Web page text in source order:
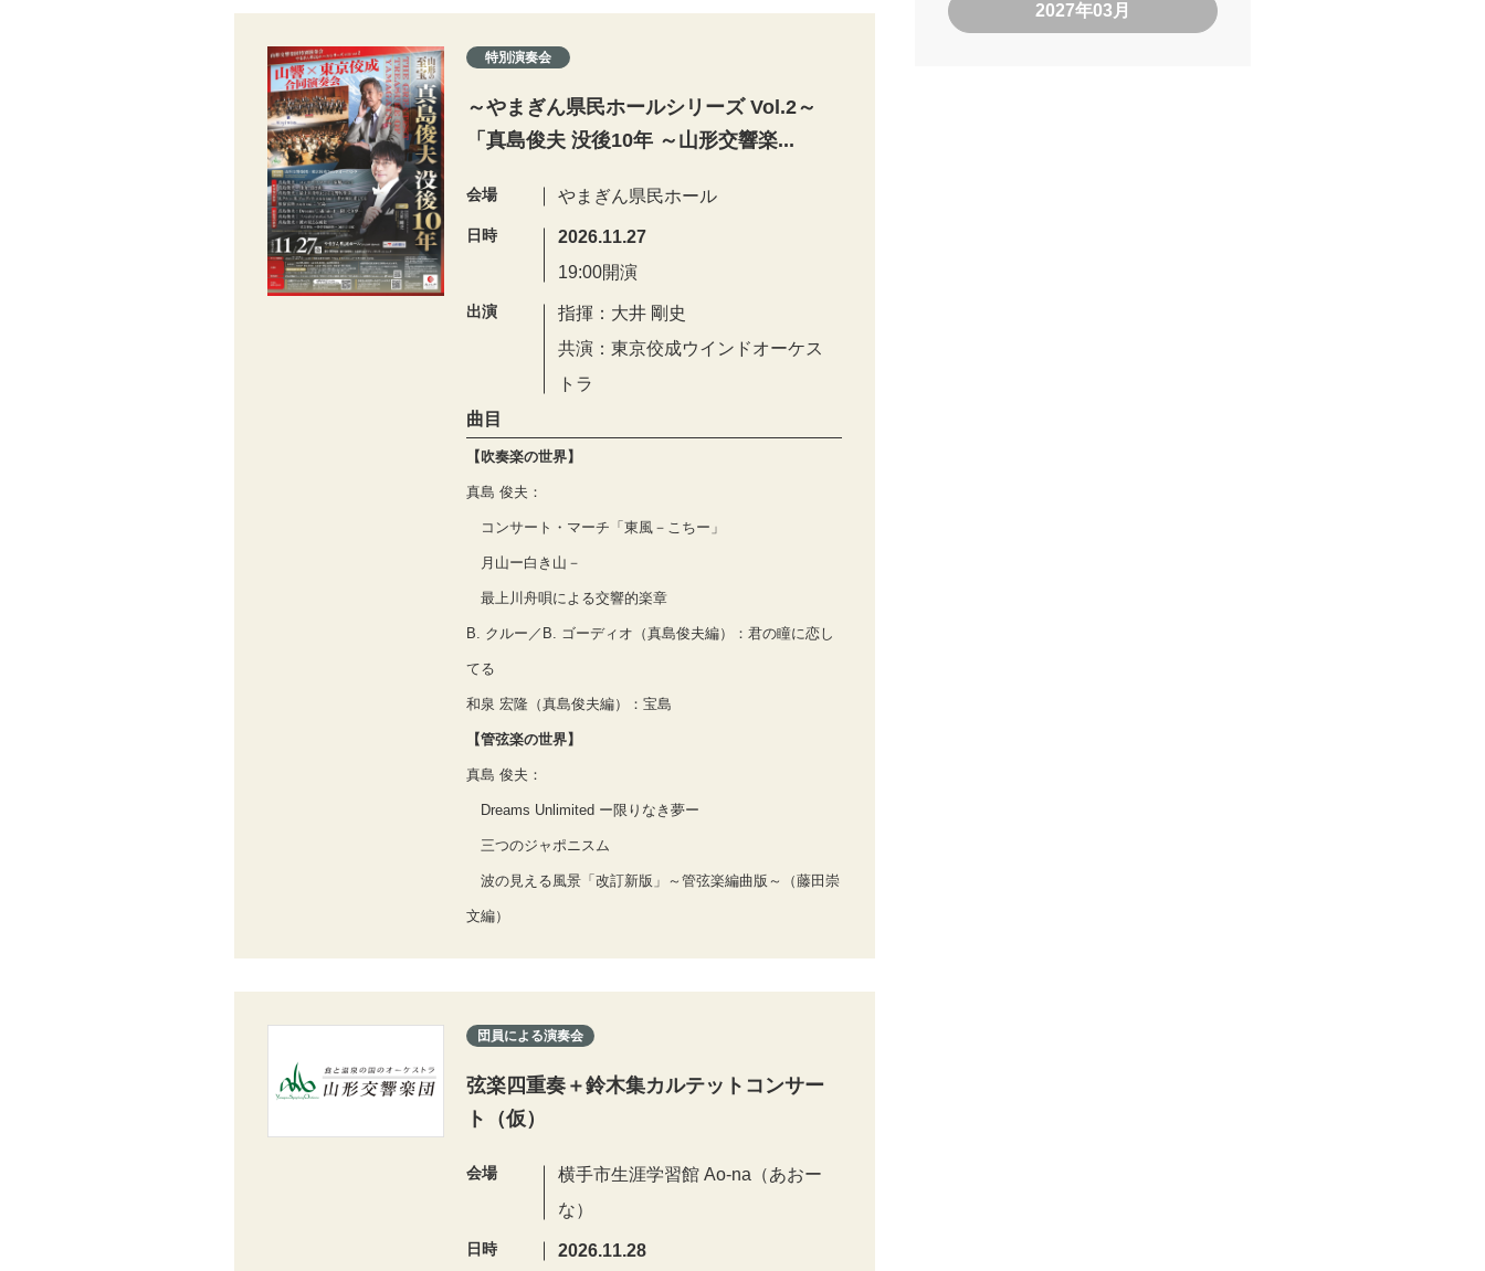
特別演奏会
～やまぎん県民ホールシリーズ Vol.2～
「真島俊夫 没後10年 ～山形交響楽...
会場 やまぎん県民ホール
日時
2026.11.27
19:00開演
出演
指揮：大井 剛史
共演：東京佼成ウインドオーケス
トラ
曲目
【吹奏楽の世界】
真島 俊夫：
コンサート・マーチ「東風－こちー」
月山ー白き山－
最上川舟唄による交響的楽章
B. クルー／B. ゴーディオ（真島俊夫編）：君の瞳に恋し
てる
和泉 宏隆（真島俊夫編）：宝島
【管弦楽の世界】
真島 俊夫：
Dreams Unlimited ー限りなき夢ー
三つのジャポニスム
波の見える風景「改訂新版」～管弦楽編曲版～（藤田崇
文編）
団員による演奏会
弦楽四重奏＋鈴木集カルテットコンサー
ト（仮）
会場
横手市生涯学習館 Ao-na（あおー
な）
日時 2026.11.28
2027年03月